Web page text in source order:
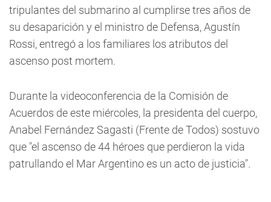
tripulantes del submarino al cumplirse tres años de
su desaparición y el ministro de Defensa, Agustín
Rossi, entregó a los familiares los atributos del
ascenso post mortem.
Durante la videoconferencia de la Comisión de
Acuerdos de este miércoles, la presidenta del cuerpo,
Anabel Fernández Sagasti (Frente de Todos) sostuvo
que "el ascenso de 44 héroes que perdieron la vida
patrullando el Mar Argentino es un acto de justicia".